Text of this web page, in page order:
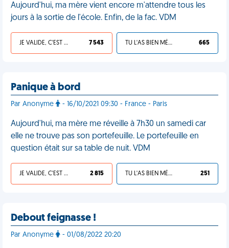
Aujourd'hui, ma mère vient encore m'attendre tous les
jours à la sortie de l'école. Enfin, de la fac. VDM
JE VALIDE, C'EST UNE VDM 7 543 TU L'AS BIEN MÉRITÉ 665
Panique à bord
Par Anonyme - 16/10/2021 09:30 - France - Paris
Aujourd'hui, ma mère me réveille à 7h30 un samedi car
elle ne trouve pas son portefeuille. Le portefeuille en
question était sur sa table de nuit. VDM
JE VALIDE, C'EST UNE VDM 2 815 TU L'AS BIEN MÉRITÉ 251
Debout feignasse !
Par Anonyme - 01/08/2022 20:20